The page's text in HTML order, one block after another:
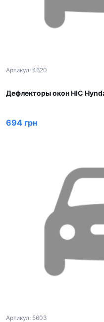
Артикул: 4620
Дефлекторы окон HIC
694 грн
Артикул: 5603